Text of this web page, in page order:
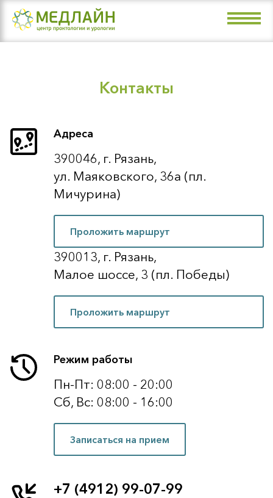
Направления
О клинике
Контакты
+7 (4912) 99-07-99
Мичурина)
Рязань, Малое шоссе, 3 (пл. Победы)
Контакты
Адреса
390046, г. Рязань,
ул. Маяковского, 36а (пл.
Мичурина)
Проложить маршрут
390013, г. Рязань,
Малое шоссе, 3 (пл. Победы)
Проложить маршрут
Режим работы
Пн-Пт: 08:00 - 20:00
Сб, Вс: 08:00 - 16:00
Записаться на прием
+7 (4912) 99-07-99